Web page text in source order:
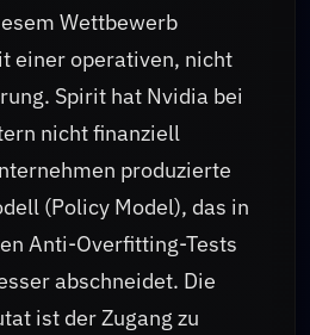
Wettbewerb
einer operativen, nicht
Spirit hat Nvidia bei
nicht finanziell
produzierte
(Policy Model), das in
Anti-Overfitting-Tests
abschneidet. Die
ist der Zugang zu